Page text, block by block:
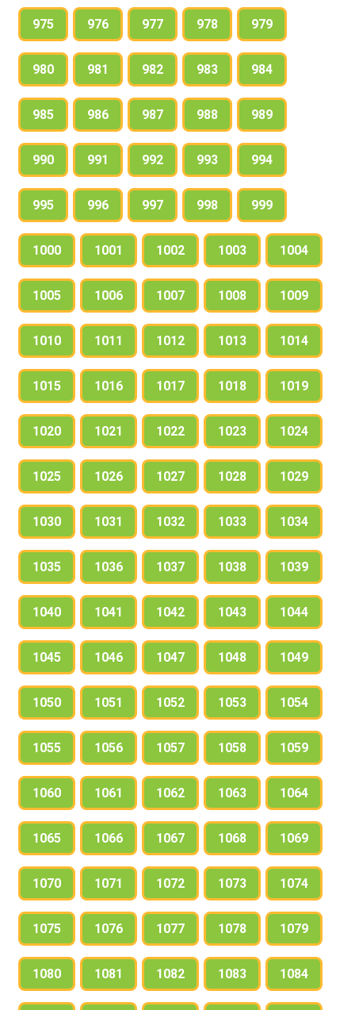
975 976 977 978 979
980 981 982 983 984
985 986 987 988 989
990 991 992 993 994
995 996 997 998 999
1000 1001 1002 1003 1004
1005 1006 1007 1008 1009
1010 1011 1012 1013 1014
1015 1016 1017 1018 1019
1020 1021 1022 1023 1024
1025 1026 1027 1028 1029
1030 1031 1032 1033 1034
1035 1036 1037 1038 1039
1040 1041 1042 1043 1044
1045 1046 1047 1048 1049
1050 1051 1052 1053 1054
1055 1056 1057 1058 1059
1060 1061 1062 1063 1064
1065 1066 1067 1068 1069
1070 1071 1072 1073 1074
1075 1076 1077 1078 1079
1080 1081 1082 1083 1084